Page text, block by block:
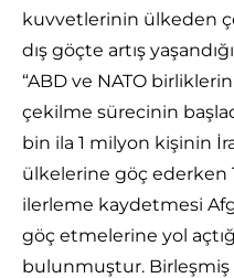
kuvvetlerinin ülkeden
dış göçte artış
“ABD ve NATO
çekilme sürecinin
bin ila 1 milyon kişinin
ülkelerine göç ederken
ilerleme kaydetmesi
göç etmelerine yol
bulunmuştur.